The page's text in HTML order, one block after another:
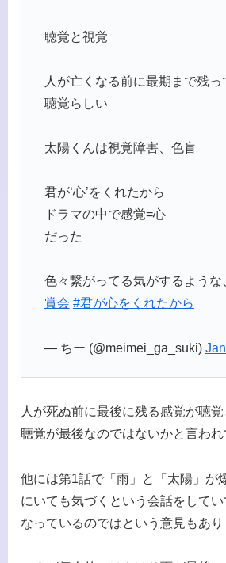
聴覚と視覚
人が亡くなる前に最期まで残っ
聴覚らしい
太陽くんは視覚障害、色盲
君が‘心’をくれたから
ドラマの中で感覚=心
だった
色々繋がってる気がするような
賞会 #君が心をくれたから
— ちー (@meimei_ga_suki)
人が死ぬ前に最後に残る感覚が聴覚
聴覚が最後なのではないかと言われ
他には第1話で「雨」と「太陽」が
にいても気づくという会話をして
なっているのではという意見もあり